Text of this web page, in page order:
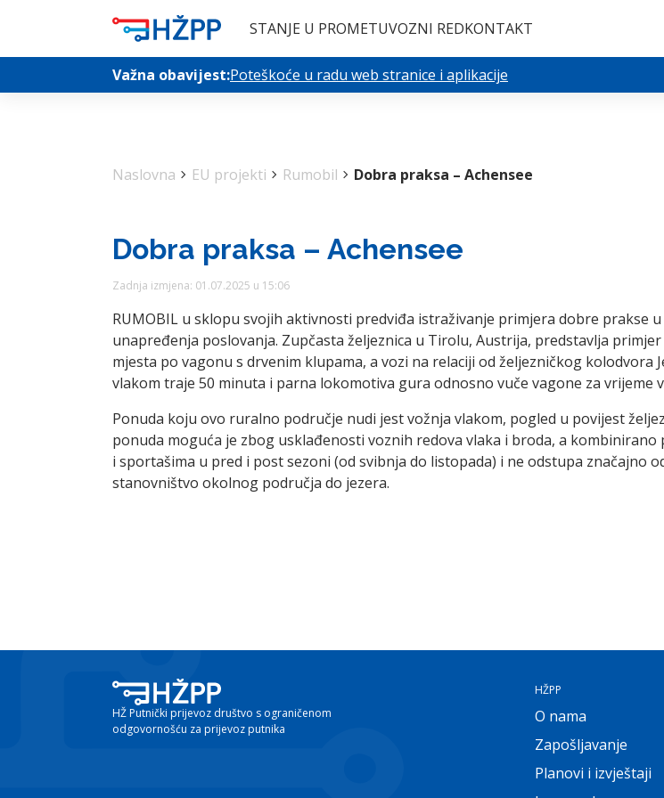
STANJE U PROMETUVOZNI REDKONTAKT
Važna obavijest:Poteškoće u radu web stranice i aplikacije
Naslovna chevron_right EU projekti chevron_right Rumobil chevron_right Dobra praksa – Achensee
Dobra praksa – Achensee
Zadnja izmjena: 01.07.2025 u 15:06
RUMOBIL u sklopu svojih aktivnosti predviđa istraživanje primjera dobre prakse
unapređenja poslovanja. Zupčasta željeznica u Tirolu, Austrija, predstavlja
mjesta po vagonu s drvenim klupama, a vozi na relaciji od željezničkog kolodvora
vlakom traje 50 minuta i parna lokomotiva gura odnosno vuče vagone za vrijeme
Ponuda koju ovo ruralno područje nudi jest vožnja vlakom, pogled u povijest
ponuda moguća je zbog usklađenosti voznih redova vlaka i broda, a
i sportašima u pred i post sezoni (od svibnja do listopada) i ne odstupa značajno
stanovništvo okolnog područja do jezera.
HŽ Putnički prijevoz društvo s ograničenom
odgovornošću za prijevoz putnika
HŽPP
O nama
Zapošljavanje
Planovi i izvještaji